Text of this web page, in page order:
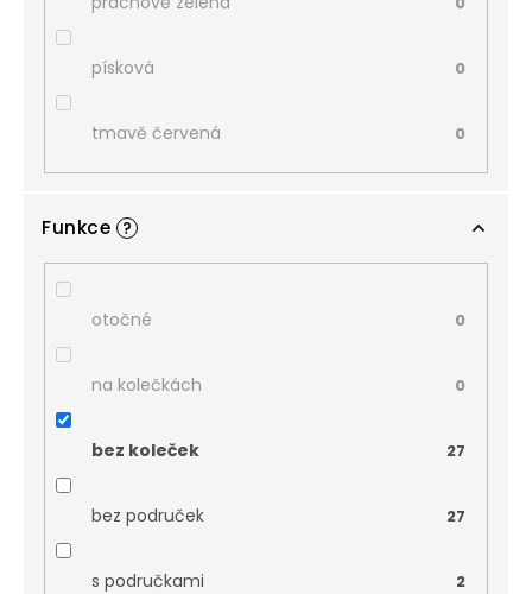
písková 0
tmavě červená 0
Funkce ?
otočné 0
na kolečkách 0
bez koleček 27
bez područek 27
s područkami 2